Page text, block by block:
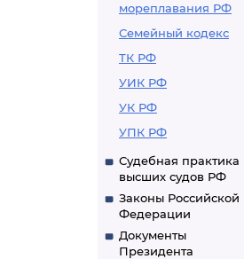
мореплавания РФ
Семейный кодекс
ТК РФ
УИК РФ
УК РФ
УПК РФ
Судебная практика
высших судов РФ
Законы Российской
Федерации
Документы
Президента